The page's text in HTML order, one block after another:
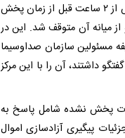
هماهنگی با سازمان صداوسیما انجام دادند که این گفتگو بیش از ۲ ساعت قبل از زمان پخش
میانه آن متوقف شد. این در
مسئولین سازمان صداوسیما
داشتند، آن را با این مرکز
پخش نشده شامل پاسخ به
پیگیری آزادسازی اموال